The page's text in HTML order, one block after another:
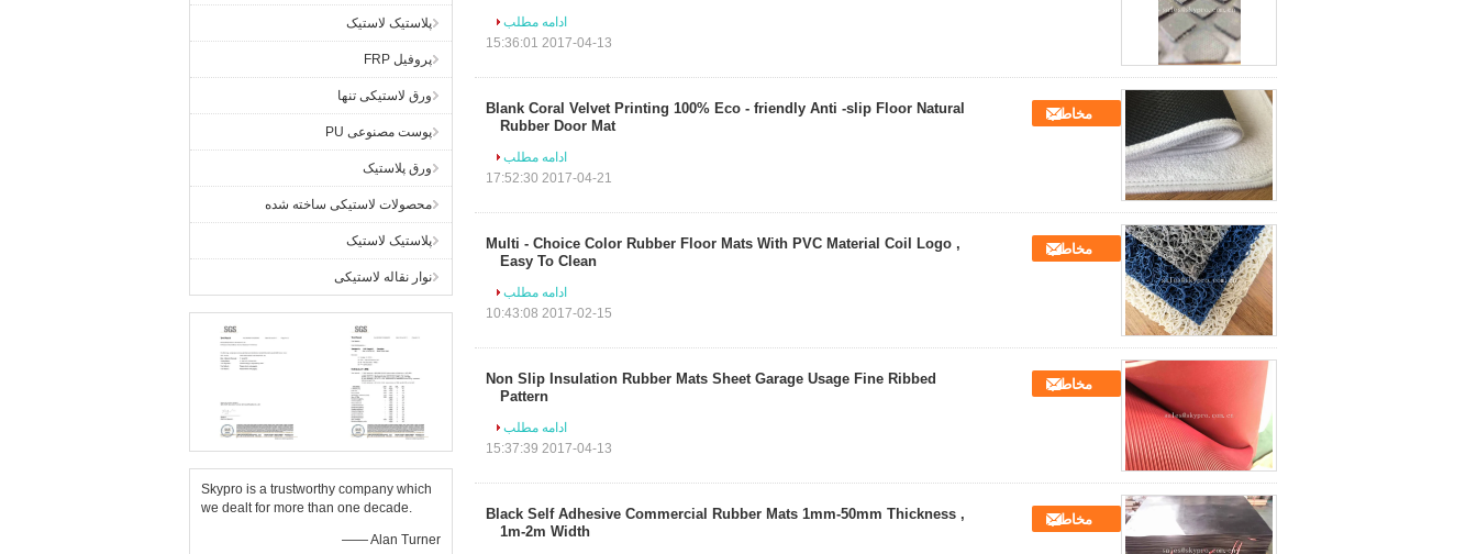
پلاستیک لاستیک
پروفیل FRP
ورق لاستیکی تنها
پوست مصنوعی PU
ورق پلاستیک
محصولات لاستیکی ساخته شده
پلاستیک لاستیک
نوار نقاله لاستیکی
Skypro is a trustworthy company which
we dealt for more than one decade.
—— Alan Turner
ادامه مطلب
2017-04-13 15:36:01
Blank Coral Velvet Printing 100% Eco - friendly Anti -slip Floor Natural
Rubber Door Mat
مخاطب
ادامه مطلب
2017-04-21 17:52:30
Multi - Choice Color Rubber Floor Mats With PVC Material Coil Logo ,
Easy To Clean
مخاطب
ادامه مطلب
2017-02-15 10:43:08
Non Slip Insulation Rubber Mats Sheet Garage Usage Fine Ribbed
Pattern
مخاطب
ادامه مطلب
2017-04-13 15:37:39
Black Self Adhesive Commercial Rubber Mats 1mm-50mm Thickness ,
1m-2m Width
مخاطب